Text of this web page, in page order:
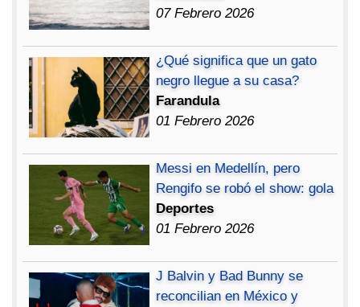
07 Febrero 2026
¿Qué significa que un gato
negro llegue a su casa?
Farandula
01 Febrero 2026
Messi en Medellín, pero
Rengifo se robó el show: gola
Deportes
01 Febrero 2026
J Balvin y Bad Bunny se
reconcilian en México y